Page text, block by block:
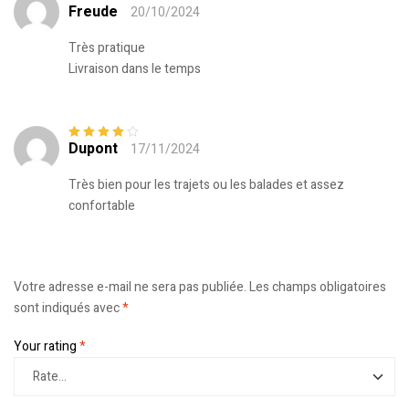
Note5sur 5
Freude
20/10/2024
Très pratique
Livraison dans le temps
Note4sur
Dupont
17/11/2024
Très bien pour les trajets ou les balades et assez
confortable
Votre adresse e-mail ne sera pas publiée.Les champs obligatoires
sont indiqués avec*
Your rating*